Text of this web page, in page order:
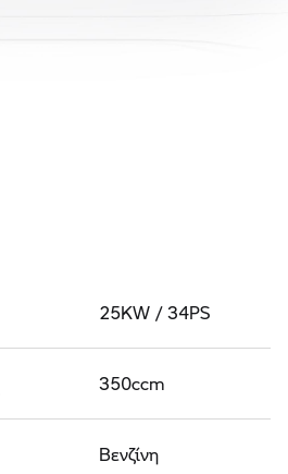
25KW / 34PS
350ccm
Βενζίνη